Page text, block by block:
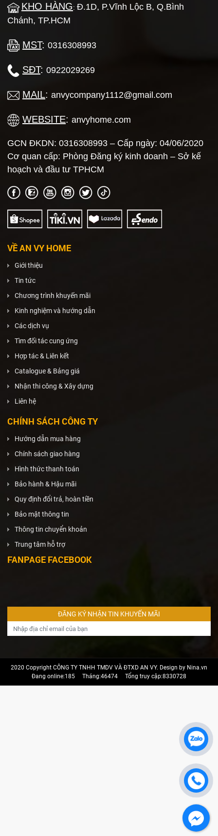
KHO HÀNG: Đ.1D, P.Vĩnh Lộc B, Q.Bình
Chánh, TP.HCM
MST: 0316308993
SĐT: 0922029269
MAIL: anvycompany1112@gmail.com
WEBSITE: anvyhome.com
GCN ĐKDN: 0316308993 – Cấp ngày: 04/06/2020
Cơ quan cấp: Phòng Đăng ký kinh doanh – Sở kế
hoạch và đầu tư TPHCM
VỀ AN VY HOME
Giới thiệu
Tin tức
Chương trình khuyến mãi
Kinh nghiệm và hướng dẫn
Các dịch vụ
Tìm đối tác cung ứng
Hợp tác & Liên kết
Catalogue & Bảng giá
Nhận thi công & Xây dựng
Liên hệ
CHÍNH SÁCH CÔNG TY
Hướng dẫn mua hàng
Chính sách giao hàng
Hình thức thanh toán
Bảo hành & Hậu mãi
Quy định đổi trả, hoàn tiền
Bảo mật thông tin
Thông tin chuyển khoản
Trung tâm hỗ trợ
FANPAGE FACEBOOK
2020 Copyright CÔNG TY TNHH TMDV VÀ ĐTXD AN VY. Design by Nina.vn
Đang online:185
Tháng:46474 Tổng truy cập:8330728